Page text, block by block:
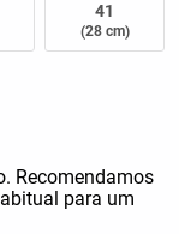
41
(28 cm)
Recomendamos
para um